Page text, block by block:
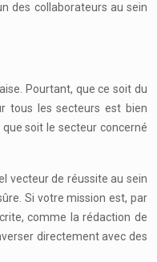
des collaborateurs au sein
Pourtant, que ce soit du
tous les secteurs est bien
soit le secteur concerné
vecteur de réussite au sein
Si votre mission est, par
comme la rédaction de
directement avec des